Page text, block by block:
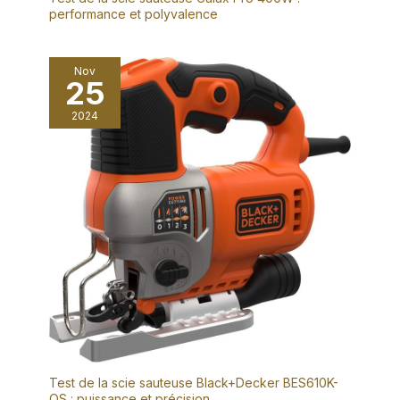
performance et polyvalence
Nov
25
2024
Test de la scie sauteuse Black+Decker BES610K-